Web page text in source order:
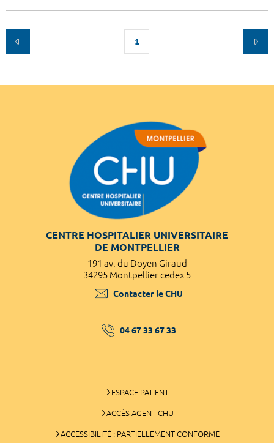
1
CENTRE HOSPITALIER UNIVERSITAIRE
DE MONTPELLIER
191 av. du Doyen Giraud
34295 Montpellier cedex 5
Contacter le CHU
04 67 33 67 33
ESPACE PATIENT
ACCÈS AGENT CHU
ACCESSIBILITÉ : PARTIELLEMENT CONFORME